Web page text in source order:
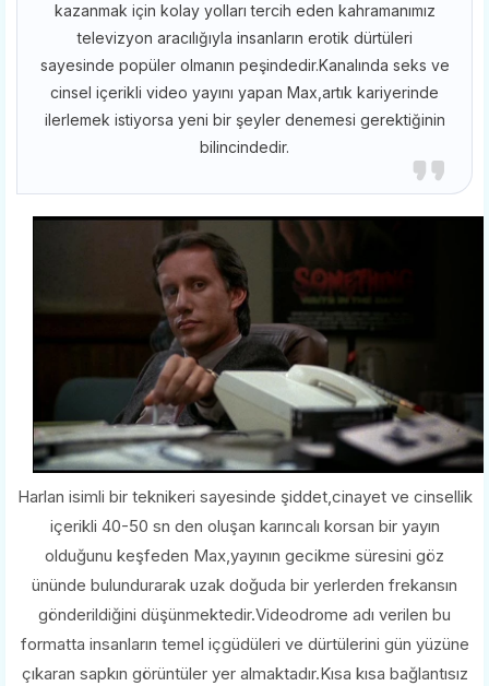
kazanmak için kolay yolları tercih eden kahramanımız
televizyon aracılığıyla insanların erotik dürtüleri
sayesinde popüler olmanın peşindedir.Kanalında seks ve
cinsel içerikli video yayını yapan Max,artık kariyerinde
ilerlemek istiyorsa yeni bir şeyler denemesi gerektiğinin
bilincindedir.
Harlan isimli bir teknikeri sayesinde şiddet,cinayet ve cinsellik
içerikli 40-50 sn den oluşan karıncalı korsan bir yayın
olduğunu keşfeden Max,yayının gecikme süresini göz
ününde bulundurarak uzak doğuda bir yerlerden frekansın
gönderildiğini düşünmektedir.Videodrome adı verilen bu
formatta insanların temel içgüdüleri ve dürtülerini gün yüzüne
çıkaran sapkın görüntüler yer almaktadır.Kısa kısa bağlantısız